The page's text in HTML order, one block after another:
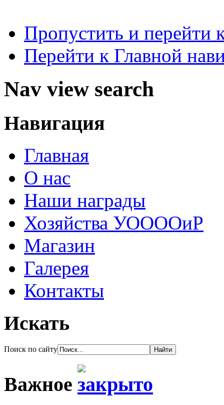
Пропустить и перейти
Перейти к Главной
Nav view search
Навигация
Главная
О нас
Наши награды
Хозяйства УООООиР
Магазин
Галерея
Контакты
Искать
Поиск по сайту
Важное